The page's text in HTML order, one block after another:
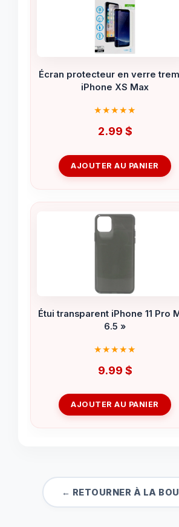
Écran protecteur en verre
iPhone XS Max
2.99 $
AJOUTER AU PANIER
Étui transparent iPhone 11 Pro
6.5 »
9.99 $
AJOUTER AU PANIER
← RETOURNER À LA